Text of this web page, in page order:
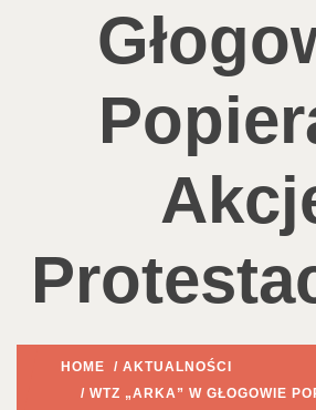
HOME / AKTUALNOŚCI
/ WTZ „ARKA” W GŁOGOWIE